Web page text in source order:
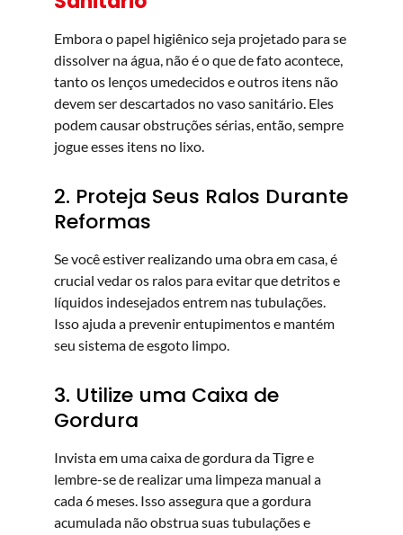
Embora o papel higiênico seja projetado para se
dissolver na água, não é o que de fato acontece,
tanto os lenços umedecidos e outros itens não
devem ser descartados no vaso sanitário. Eles
podem causar obstruções sérias, então, sempre
jogue esses itens no lixo.
2. Proteja Seus Ralos Durante
Reformas
Se você estiver realizando uma obra em casa, é
crucial vedar os ralos para evitar que detritos e
líquidos indesejados entrem nas tubulações.
Isso ajuda a prevenir entupimentos e mantém
seu sistema de esgoto limpo.
3. Utilize uma Caixa de
Gordura
Invista em uma caixa de gordura da Tigre e
lembre-se de realizar uma limpeza manual a
cada 6 meses. Isso assegura que a gordura
acumulada não obstrua suas tubulações e